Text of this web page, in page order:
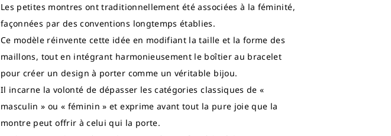
Les petites montres ont traditionnellement été associées à la féminité,
façonnées par des conventions longtemps établies.
Ce modèle réinvente cette idée en modifiant la taille et la forme des
maillons, tout en intégrant harmonieusement le boîtier au bracelet
pour créer un design à porter comme un véritable bijou.
Il incarne la volonté de dépasser les catégories classiques de «
masculin » ou « féminin » et exprime avant tout la pure joie que la
montre peut offrir à celui qui la porte.